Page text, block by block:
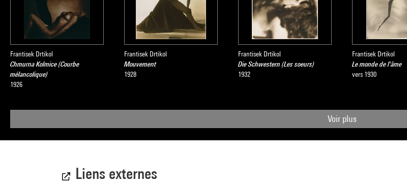
Frantisek Drtikol
Chmurna Kolmice (Courbe
mélancolique)
1926
Frantisek Drtikol
Mouvement
1928
Frantisek Drtikol
Die Schwestern (Les soeurs)
1932
Frantisek Drtikol
Le monde de l'âme
vers 1930
Voir plus
Liens externes